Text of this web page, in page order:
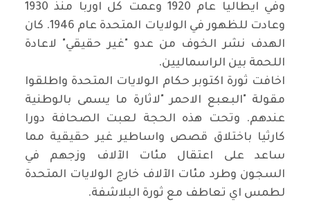
وفي ايطاليا عام 1920 وعمت كل اوربا منذ 1930
وعادت للظهور في الولايات المتحدة عام 1946. كان
الهدف نشر الخوف من عدو "غير حقيقي" لاعادة
اللحمة بين الراسماليين.
اخافت ثورة اكتوبر حكام الولايات المتحدة واطلقوا
مقولة "البعبع الاحمر" لاثارة ما يسمى بالوطنية
عندهم. وتحت هذه الحجة لعبت الصحافة دورا
كارثيا باختلاق قصص واساطير غير حقيقية مما
ساعد على اعتقال مئات الآلاف وزجهم في
السجون وطرد مئات الآلاف خارج الولايات المتحدة
لطمس اي تعاطف مع ثورة البلاشفة.